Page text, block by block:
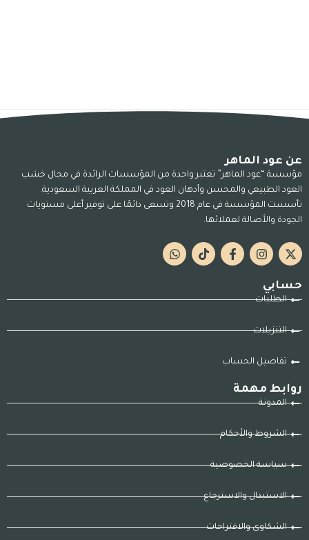
عن عود الماهر
مؤسسة “عود الماهر” تعتبر واحدة من المؤسسات الرائدة في مجال خشب
العود الطبيعي والمحسن وأدهان العود في المملكة العربية السعودية.
تأسست المؤسسة في عام 2018 وتسعى دائمًا على توفير أعلى مستويات
الجودة والأصالة لعملائها.
حسابي
الطلبات
التنزيلات
تفاصيل الحساب
روابط مهمة
المدونة
الشروط والأحكام
سياسة الخصوصية
الاستبدال والاسترجاع
الشكاوى والاقتراحات